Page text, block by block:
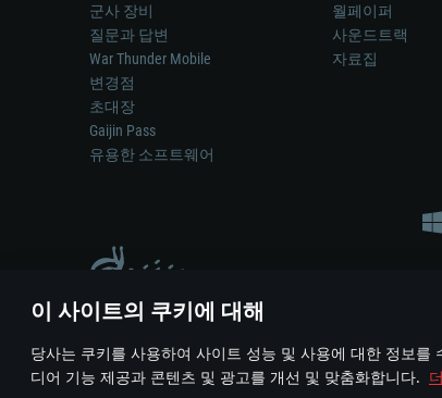
이 사이트의 쿠키에 대해
당사는 쿠키를 사용하여 사이트 성능 및 사용에 대한 정보를
디어 기능 제공과 콘텐츠 및 광고를 개선 및 맞춤화합니다.
군사 장비
질문과 답변
War Thunder Mobile
변경점
초대장
Gaijin Pass
유용한 소프트웨어
월페이퍼
사운드트랙
자료집
게임 에서 어떠한 현실의 무기나 차량을 묘사하는
© 2011—2026 Gaijin Games Kft. All trademarks, logos
이용 약관 이용 약관